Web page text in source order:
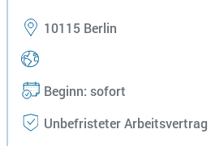
10115 Berlin
Beginn: sofort
Unbefristeter Arbeitsvertrag